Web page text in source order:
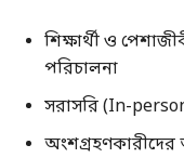
শিক্ষার্থী ও
পরিচালনা
সরাসরি (In-
অংশগ্রহণকারীদের